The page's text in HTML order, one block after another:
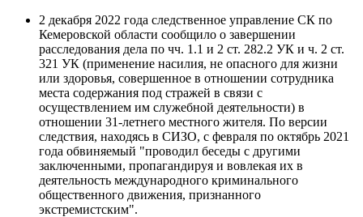
2 декабря 2022 года следственное управление СК по
Кемеровской области сообщило о завершении
расследования дела по чч. 1.1 и 2 ст. 282.2 УК и ч. 2 ст.
321 УК (применение насилия, не опасного для жизни
или здоровья, совершенное в отношении сотрудника
места содержания под стражей в связи с
осуществлением им служебной деятельности) в
отношении 31-летнего местного жителя. По версии
следствия, находясь в СИЗО, с февраля по октябрь 2021
года обвиняемый "проводил беседы с другими
заключенными, пропагандируя и вовлекая их в
деятельность международного криминального
общественного движения, признанного
экстремистским".